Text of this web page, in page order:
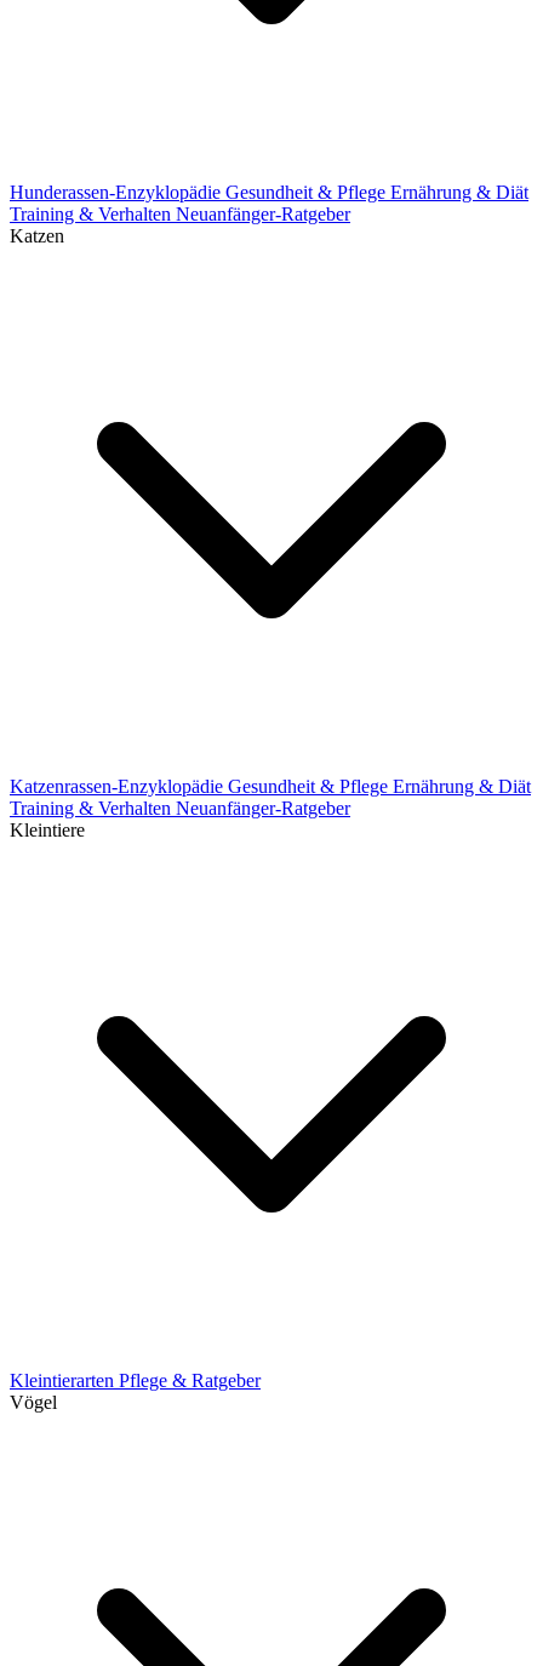
Hunderassen-Enzyklopädie Gesundheit & Pflege Ernährung & Diät
Training & Verhalten Neuanfänger-Ratgeber
Katzen
Katzenrassen-Enzyklopädie Gesundheit & Pflege Ernährung & Diät
Training & Verhalten Neuanfänger-Ratgeber
Kleintiere
Kleintierarten Pflege & Ratgeber
Vögel